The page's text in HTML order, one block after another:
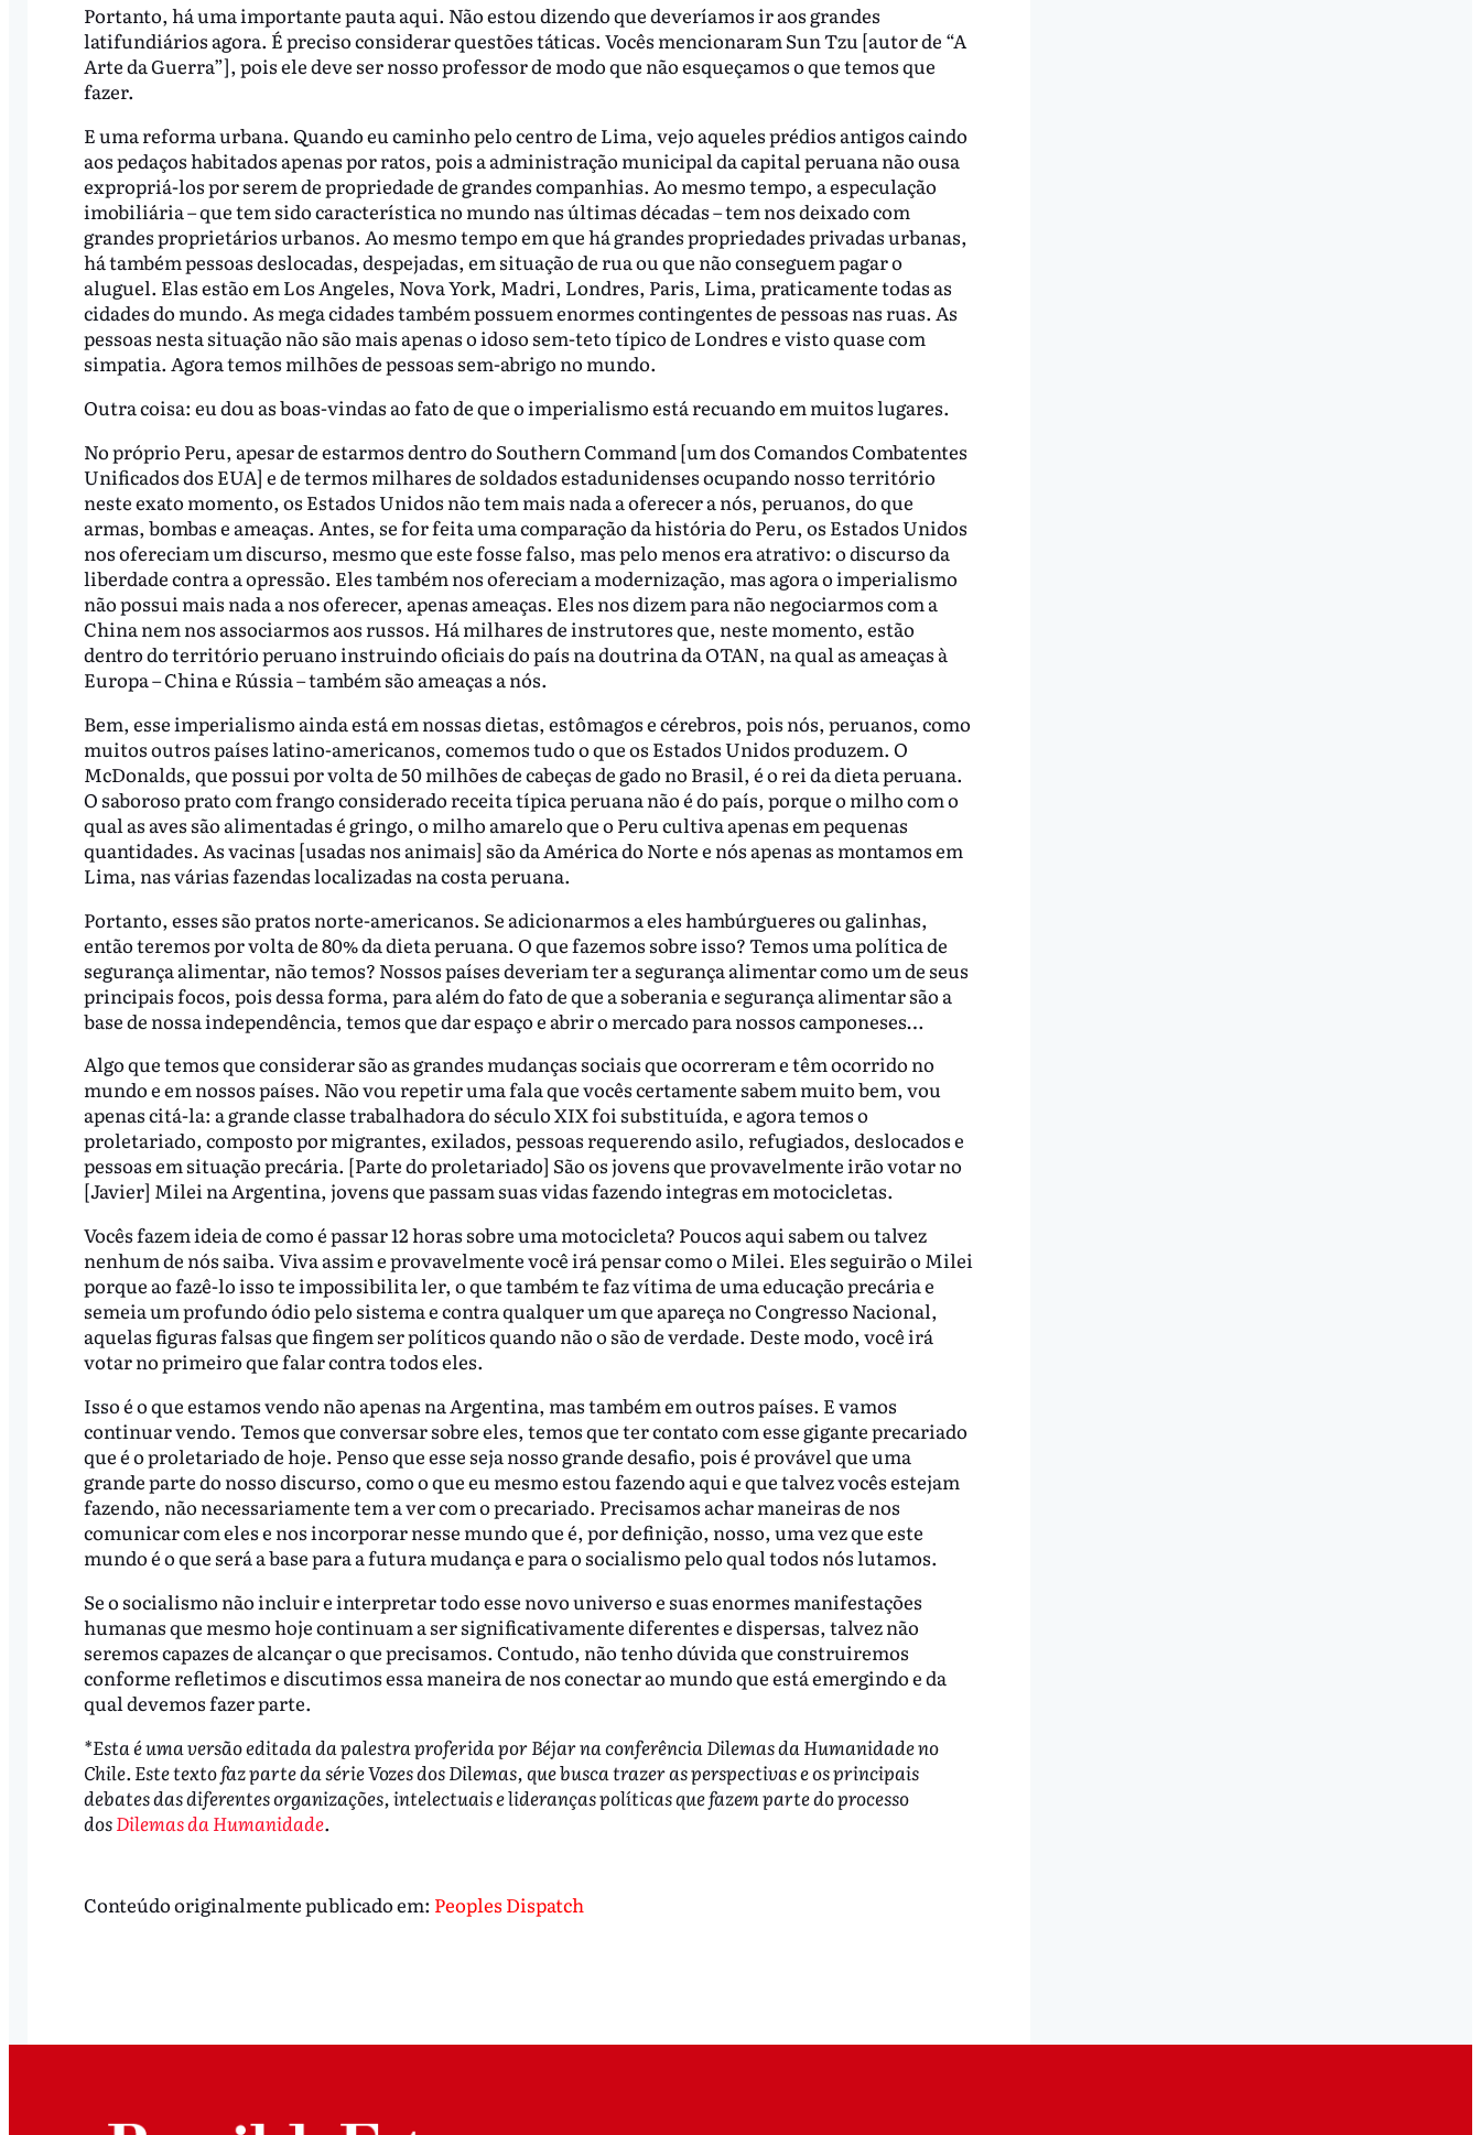
Portanto, há uma importante pauta aqui. Não estou dizendo que deveríamos ir aos grandes
latifundiários agora. É preciso considerar questões táticas. Vocês mencionaram Sun Tzu [autor de “A
Arte da Guerra”], pois ele deve ser nosso professor de modo que não esqueçamos o que temos que
fazer.
E uma reforma urbana. Quando eu caminho pelo centro de Lima, vejo aqueles prédios antigos caindo
aos pedaços habitados apenas por ratos, pois a administração municipal da capital peruana não ousa
expropriá-los por serem de propriedade de grandes companhias. Ao mesmo tempo, a especulação
imobiliária – que tem sido característica no mundo nas últimas décadas – tem nos deixado com
grandes proprietários urbanos. Ao mesmo tempo em que há grandes propriedades privadas urbanas,
há também pessoas deslocadas, despejadas, em situação de rua ou que não conseguem pagar o
aluguel. Elas estão em Los Angeles, Nova York, Madri, Londres, Paris, Lima, praticamente todas as
cidades do mundo. As mega cidades também possuem enormes contingentes de pessoas nas ruas. As
pessoas nesta situação não são mais apenas o idoso sem-teto típico de Londres e visto quase com
simpatia. Agora temos milhões de pessoas sem-abrigo no mundo.
Outra coisa: eu dou as boas-vindas ao fato de que o imperialismo está recuando em muitos lugares.
No próprio Peru, apesar de estarmos dentro do Southern Command [um dos Comandos Combatentes
Unificados dos EUA] e de termos milhares de soldados estadunidenses ocupando nosso território
neste exato momento, os Estados Unidos não tem mais nada a oferecer a nós, peruanos, do que
armas, bombas e ameaças. Antes, se for feita uma comparação da história do Peru, os Estados Unidos
nos ofereciam um discurso, mesmo que este fosse falso, mas pelo menos era atrativo: o discurso da
liberdade contra a opressão. Eles também nos ofereciam a modernização, mas agora o imperialismo
não possui mais nada a nos oferecer, apenas ameaças. Eles nos dizem para não negociarmos com a
China nem nos associarmos aos russos. Há milhares de instrutores que, neste momento, estão
dentro do território peruano instruindo oficiais do país na doutrina da OTAN, na qual as ameaças à
Europa – China e Rússia – também são ameaças a nós.
Bem, esse imperialismo ainda está em nossas dietas, estômagos e cérebros, pois nós, peruanos, como
muitos outros países latino-americanos, comemos tudo o que os Estados Unidos produzem. O
McDonalds, que possui por volta de 50 milhões de cabeças de gado no Brasil, é o rei da dieta peruana.
O saboroso prato com frango considerado receita típica peruana não é do país, porque o milho com o
qual as aves são alimentadas é gringo, o milho amarelo que o Peru cultiva apenas em pequenas
quantidades. As vacinas [usadas nos animais] são da América do Norte e nós apenas as montamos em
Lima, nas várias fazendas localizadas na costa peruana.
Portanto, esses são pratos norte-americanos. Se adicionarmos a eles hambúrgueres ou galinhas,
então teremos por volta de 80% da dieta peruana. O que fazemos sobre isso? Temos uma política de
segurança alimentar, não temos? Nossos países deveriam ter a segurança alimentar como um de seus
principais focos, pois dessa forma, para além do fato de que a soberania e segurança alimentar são a
base de nossa independência, temos que dar espaço e abrir o mercado para nossos camponeses…
Algo que temos que considerar são as grandes mudanças sociais que ocorreram e têm ocorrido no
mundo e em nossos países. Não vou repetir uma fala que vocês certamente sabem muito bem, vou
apenas citá-la: a grande classe trabalhadora do século XIX foi substituída, e agora temos o
proletariado, composto por migrantes, exilados, pessoas requerendo asilo, refugiados, deslocados e
pessoas em situação precária. [Parte do proletariado] São os jovens que provavelmente irão votar no
[Javier] Milei na Argentina, jovens que passam suas vidas fazendo integras em motocicletas.
Vocês fazem ideia de como é passar 12 horas sobre uma motocicleta? Poucos aqui sabem ou talvez
nenhum de nós saiba. Viva assim e provavelmente você irá pensar como o Milei. Eles seguirão o Milei
porque ao fazê-lo isso te impossibilita ler, o que também te faz vítima de uma educação precária e
semeia um profundo ódio pelo sistema e contra qualquer um que apareça no Congresso Nacional,
aquelas figuras falsas que fingem ser políticos quando não o são de verdade. Deste modo, você irá
votar no primeiro que falar contra todos eles.
Isso é o que estamos vendo não apenas na Argentina, mas também em outros países. E vamos
continuar vendo. Temos que conversar sobre eles, temos que ter contato com esse gigante precariado
que é o proletariado de hoje. Penso que esse seja nosso grande desafio, pois é provável que uma
grande parte do nosso discurso, como o que eu mesmo estou fazendo aqui e que talvez vocês estejam
fazendo, não necessariamente tem a ver com o precariado. Precisamos achar maneiras de nos
comunicar com eles e nos incorporar nesse mundo que é, por definição, nosso, uma vez que este
mundo é o que será a base para a futura mudança e para o socialismo pelo qual todos nós lutamos.
Se o socialismo não incluir e interpretar todo esse novo universo e suas enormes manifestações
humanas que mesmo hoje continuam a ser significativamente diferentes e dispersas, talvez não
seremos capazes de alcançar o que precisamos. Contudo, não tenho dúvida que construiremos
conforme refletimos e discutimos essa maneira de nos conectar ao mundo que está emergindo e da
qual devemos fazer parte.
*Esta é uma versão editada da palestra proferida por Béjar na conferência Dilemas da Humanidade no
Chile. Este texto faz parte da série Vozes dos Dilemas, que busca trazer as perspectivas e os principais
debates das diferentes organizações, intelectuais e lideranças políticas que fazem parte do processo
dosDilemas da Humanidade.
Conteúdo originalmente publicado em: Peoples Dispatch